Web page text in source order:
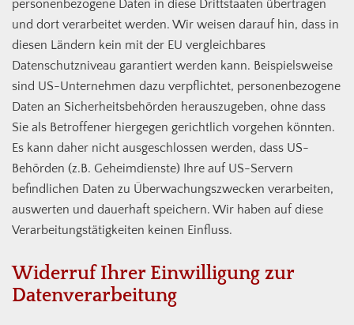
personenbezogene Daten in diese Drittstaaten übertragen
und dort verarbeitet werden. Wir weisen darauf hin, dass in
diesen Ländern kein mit der EU vergleichbares
Datenschutzniveau garantiert werden kann. Beispielsweise
sind US-Unternehmen dazu verpflichtet, personenbezogene
Daten an Sicherheitsbehörden herauszugeben, ohne dass
Sie als Betroffener hiergegen gerichtlich vorgehen könnten.
Es kann daher nicht ausgeschlossen werden, dass US-
Behörden (z.B. Geheimdienste) Ihre auf US-Servern
befindlichen Daten zu Überwachungszwecken verarbeiten,
auswerten und dauerhaft speichern. Wir haben auf diese
Verarbeitungstätigkeiten keinen Einfluss.
Widerruf Ihrer Einwilligung zur
Datenverarbeitung